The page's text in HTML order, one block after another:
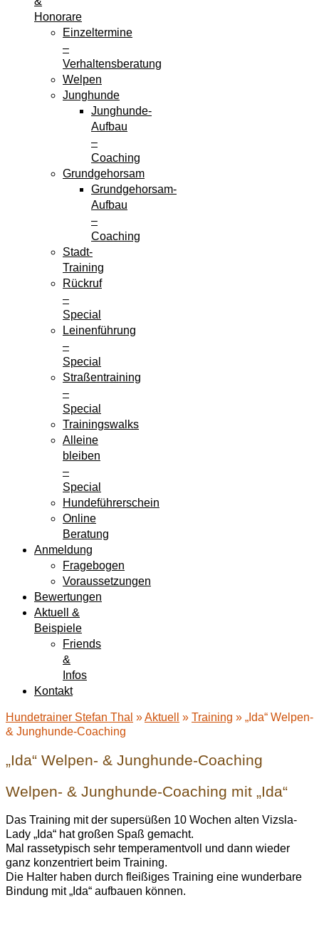
Honorare
Einzeltermine
–
Verhaltensberatung
Welpen
Junghunde
Junghunde-
Aufbau
–
Coaching
Grundgehorsam
Grundgehorsam-
Aufbau
–
Coaching
Stadt-
Training
Rückruf
–
Special
Leinenführung
–
Special
Straßentraining
–
Special
Trainingswalks
Alleine
bleiben
–
Special
Hundeführerschein
Online
Beratung
Anmeldung
Fragebogen
Voraussetzungen
Bewertungen
Aktuell &
Beispiele
Friends
&
Infos
Kontakt
Hundetrainer Stefan Thal »Aktuell » Training » „Ida“ Welpen-
& Junghunde-Coaching
„Ida“ Welpen- & Junghunde-Coaching
Welpen- & Junghunde-Coaching mit „Ida“
Das Training mit der supersüßen 10 Wochen alten Vizsla-
Lady „Ida“ hat großen Spaß gemacht.
Mal rassetypisch sehr temperamentvoll und dann wieder
ganz konzentriert beim Training.
Die Halter haben durch fleißiges Training eine wunderbare
Bindung mit „Ida“ aufbauen können.